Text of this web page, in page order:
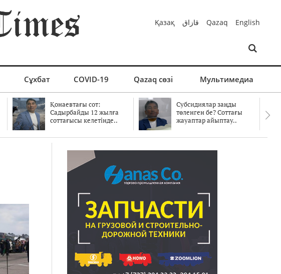
Қазақ قازاق Qazaq English
Сұхбат COVID-19 Qazaq сөзі Мультимедиа
Қонаевтағы сот:
Садырбайды 12 жылға
соттағысы келетінде..
Субсидиялар заңды
төленген бе? Соттағы
жауаптар айыптау..